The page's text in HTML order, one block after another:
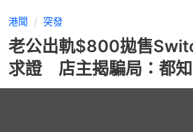
港聞 突發
老公出軌$800拋售
求證 店主揭騙局：都